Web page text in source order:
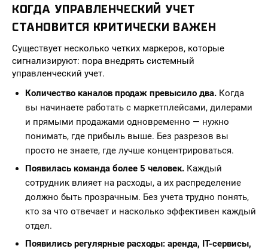
КОГДА УПРАВЛЕНЧЕСКИЙ УЧЕТ
СТАНОВИТСЯ КРИТИЧЕСКИ ВАЖЕН
Существует несколько четких маркеров, которые
сигнализируют: пора внедрять системный
управленческий учет.
Количество каналов продаж превысило два. Когда
вы начинаете работать с маркетплейсами, дилерами
и прямыми продажами одновременно — нужно
понимать, где прибыль выше. Без разрезов вы
просто не знаете, где лучше концентрироваться.
Появилась команда более 5 человек. Каждый
сотрудник влияет на расходы, а их распределение
должно быть прозрачным. Без учета трудно понять,
кто за что отвечает и насколько эффективен каждый
отдел.
Появились регулярные расходы: аренда, IT-сервисы,